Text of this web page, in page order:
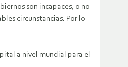
son incapaces, o no
circunstancias. Por lo
a nivel mundial para el